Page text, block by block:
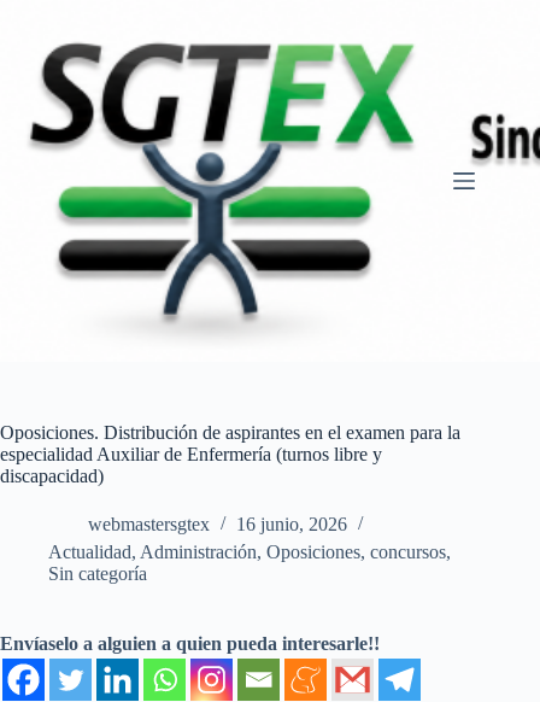
contenido
Oposiciones. Distribución de aspirantes en el examen para la
especialidad Auxiliar de Enfermería (turnos libre y
discapacidad)
webmastersgtex
16 junio, 2026
Actualidad, Administración, Oposiciones, concursos,
Sin categoría
Envíaselo a alguien a quien pueda interesarle!!